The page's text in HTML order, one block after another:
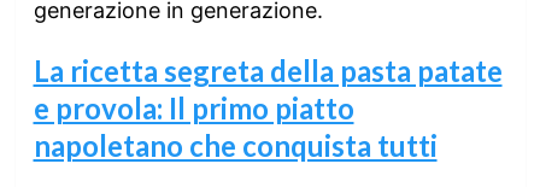
generazione in generazione.
La ricetta segreta della pasta patate
e provola: Il primo piatto
napoletano che conquista tutti